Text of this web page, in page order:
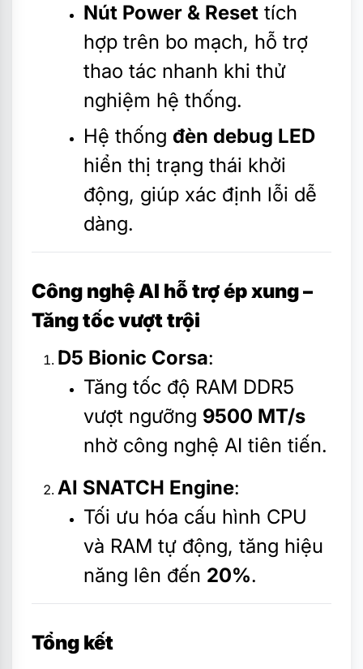
Nút Power & Reset tích
hợp trên bo mạch, hỗ trợ
thao tác nhanh khi thử
nghiệm hệ thống.
Hệ thống đèn debug LED
hiển thị trạng thái khởi
động, giúp xác định lỗi dễ
dàng.
Công nghệ AI hỗ trợ ép xung –
Tăng tốc vượt trội
D5 Bionic Corsa:
Tăng tốc độ RAM DDR5
vượt ngưỡng 9500 MT/s
nhờ công nghệ AI tiên tiến.
AI SNATCH Engine:
Tối ưu hóa cấu hình CPU
và RAM tự động, tăng hiệu
năng lên đến 20%.
Tổng kết